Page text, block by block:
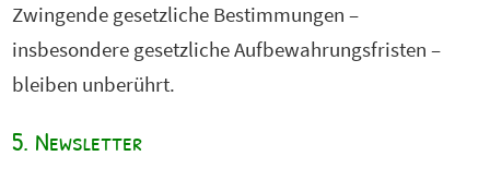
Zwingende gesetzliche Bestimmungen –
insbesondere gesetzliche Aufbewahrungsfristen –
bleiben unberührt.
5. Newsletter